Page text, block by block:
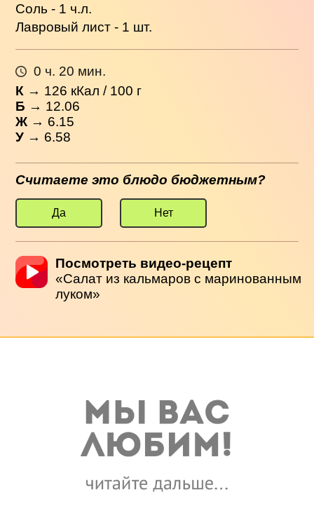
Соль - 1 ч.л.
Лавровый лист - 1 шт.
0 ч. 20 мин.
К → 126 кКал / 100 г
Б → 12.06
Ж → 6.15
У → 6.58
Считаете это блюдо бюджетным?
Да Нет
Посмотреть видео-рецепт
«Салат из кальмаров с маринованным
луком»